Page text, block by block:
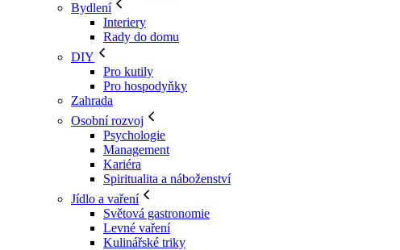
Bydlení
Interiery
Rady do domu
DIY
Pro kutily
Pro hospodyňky
Zahrada
Osobní rozvoj
Psychologie
Management
Kariéra
Spiritualita a náboženství
Jídlo a vaření
Světová gastronomie
Levné vaření
Kulinářské triky